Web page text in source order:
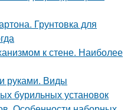
Грунтовка для
к стене. Наиболее
руками. Виды
бурильных установок